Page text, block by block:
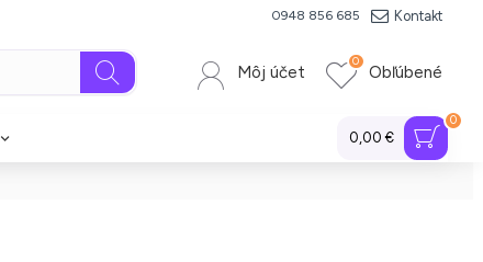
0948 856 685 Kontakt
Môj účet Obľúbené
0
0,00 €
0